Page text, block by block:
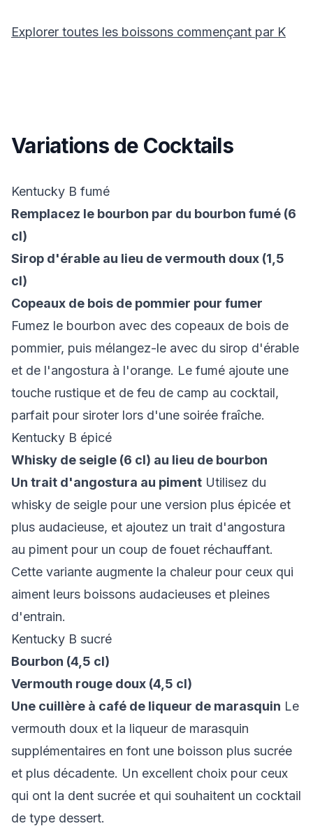
Explorer toutes les boissons commençant par K
Variations de Cocktails
Kentucky B fumé
Remplacez le bourbon par du bourbon fumé (6
cl)
Sirop d'érable au lieu de vermouth doux (1,5
cl)
Copeaux de bois de pommier pour fumer
Fumez le bourbon avec des copeaux de bois de
pommier, puis mélangez-le avec du sirop d'érable
et de l'angostura à l'orange. Le fumé ajoute une
touche rustique et de feu de camp au cocktail,
parfait pour siroter lors d'une soirée fraîche.
Kentucky B épicé
Whisky de seigle (6 cl) au lieu de bourbon
Un trait d'angostura au piment Utilisez du
whisky de seigle pour une version plus épicée et
plus audacieuse, et ajoutez un trait d'angostura
au piment pour un coup de fouet réchauffant.
Cette variante augmente la chaleur pour ceux qui
aiment leurs boissons audacieuses et pleines
d'entrain.
Kentucky B sucré
Bourbon (4,5 cl)
Vermouth rouge doux (4,5 cl)
Une cuillère à café de liqueur de marasquin Le
vermouth doux et la liqueur de marasquin
supplémentaires en font une boisson plus sucrée
et plus décadente. Un excellent choix pour ceux
qui ont la dent sucrée et qui souhaitent un cocktail
de type dessert.